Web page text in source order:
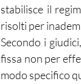
stabilisce il
risolti per
Secondo i
fissa non per
modo specifico